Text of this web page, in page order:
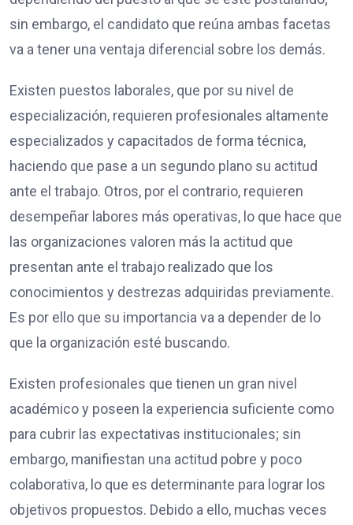
sin embargo, el candidato que reúna ambas facetas
va a tener una ventaja diferencial sobre los demás.
Existen puestos laborales, que por su nivel de
especialización, requieren profesionales altamente
especializados y capacitados de forma técnica,
haciendo que pase a un segundo plano su actitud
ante el trabajo. Otros, por el contrario, requieren
desempeñar labores más operativas, lo que hace que
las organizaciones valoren más la actitud que
presentan ante el trabajo realizado que los
conocimientos y destrezas adquiridas previamente.
Es por ello que su importancia va a depender de lo
que la organización esté buscando.
Existen profesionales que tienen un gran nivel
académico y poseen la experiencia suficiente como
para cubrir las expectativas institucionales; sin
embargo, manifiestan una actitud pobre y poco
colaborativa, lo que es determinante para lograr los
objetivos propuestos. Debido a ello, muchas veces